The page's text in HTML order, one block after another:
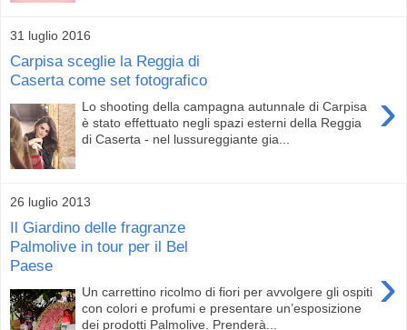
31 luglio 2016
Carpisa sceglie la Reggia di
Caserta come set fotografico
›
Lo shooting della campagna autunnale di Carpisa
è stato effettuato negli spazi esterni della Reggia
di Caserta - nel lussureggiante gia...
26 luglio 2013
Il Giardino delle fragranze
Palmolive in tour per il Bel
Paese
›
Un carrettino ricolmo di fiori per avvolgere gli ospiti
con colori e profumi e presentare un’esposizione
dei prodotti Palmolive. Prenderà...